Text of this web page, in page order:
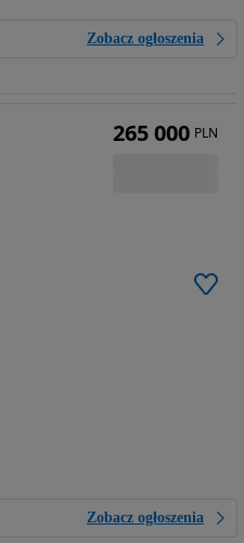
Zobacz ogłoszenia
Zobacz ogłoszenia
265 000 PLN